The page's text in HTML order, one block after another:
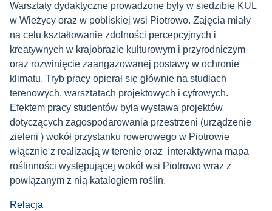
Warsztaty dydaktyczne prowadzone były w siedzibie KUL
w Wieżycy oraz w pobliskiej wsi Piotrowo. Zajęcia miały
na celu kształtowanie zdolności percepcyjnych i
kreatywnych w krajobrazie kulturowym i przyrodniczym
oraz rozwinięcie zaangażowanej postawy w ochronie
klimatu. Tryb pracy opierał się głównie na studiach
terenowych, warsztatach projektowych i cyfrowych.
Efektem pracy studentów była wystawa projektów
dotyczących zagospodarowania przestrzeni (urządzenie
zieleni ) wokół przystanku rowerowego w Piotrowie
włącznie z realizacją w terenie oraz interaktywna mapa
roślinności występującej wokół wsi Piotrowo wraz z
powiązanym z nią katalogiem roślin.
Relacja